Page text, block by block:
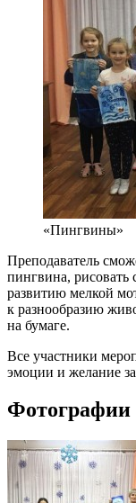
«Пингвины»
Преподаватель
пингвина, рисовать
развитию мелкой
к разнообразию
на бумаге.
Все участники
эмоции и желание
Фотографии